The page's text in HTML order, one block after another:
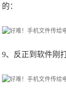
的：
9、反正到软件刚